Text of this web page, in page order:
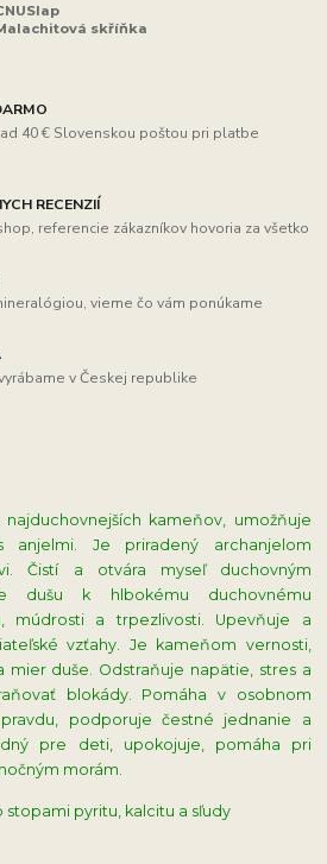
skříňka
40 € Slovenskou poštou pri platbe
RECENZIÍ
referencie zákazníkov hovoria za všetko
vieme čo vám ponúkame
v Českej republike
kameňov, umožňuje
anjelmi. Je priradený archanjelom
Čistí a otvára myseľ duchovným
dušu k hlbokému duchovnému
múdrosti a trpezlivosti. Upevňuje a
vzťahy. Je kameňom vernosti,
mier duše. Odstraňuje napätie, stres a
blokády. Pomáha v osobnom
podporuje čestné jednanie a
pre deti, upokojuje, pomáha pri
morám.
stopami pyritu, kalcitu a sľudy